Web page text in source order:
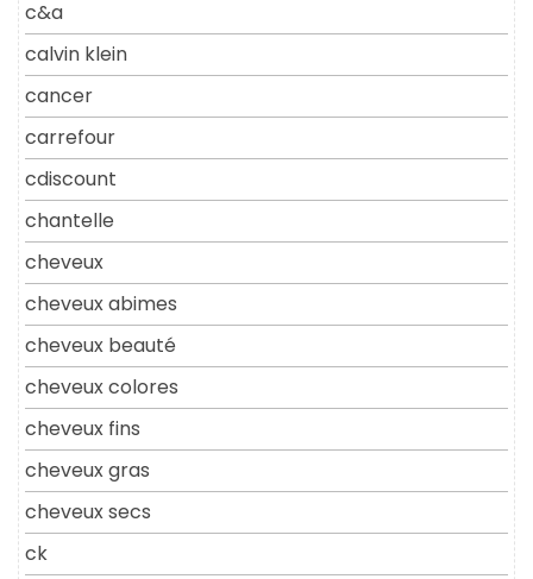
c&a
calvin klein
cancer
carrefour
cdiscount
chantelle
cheveux
cheveux abimes
cheveux beauté
cheveux colores
cheveux fins
cheveux gras
cheveux secs
ck